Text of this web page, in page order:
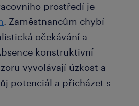
prostředí je
. Zaměstnancům chybí
očekávání a
konstruktivní
vyvolávají úzkost a
potenciál a přicházet s